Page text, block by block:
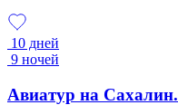
10 дней
9 ночей
Авиатур на